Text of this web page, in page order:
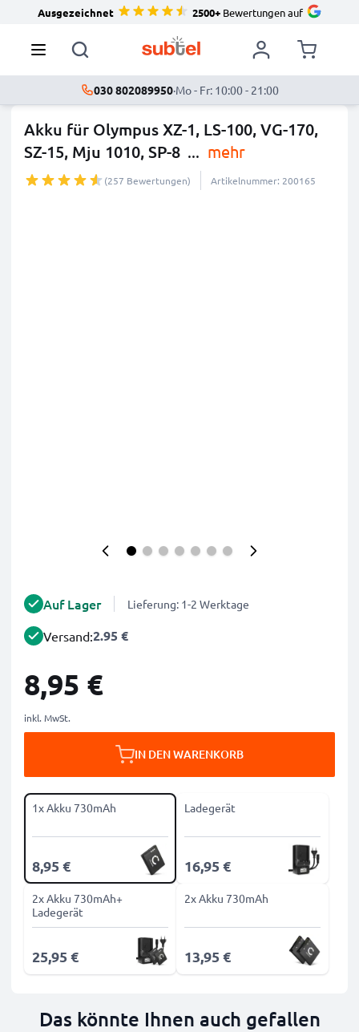
Ausgezeichnet 2500+Bewertungen auf
030 802089950·Mo - Fr: 10:00 - 21:00
Akku für Olympus XZ-1, LS-100, VG-170,
SZ-15, Mju 1010, SP-8 ... mehr
(257 Bewertungen) Artikelnummer: 200165
Auf Lager Lieferung: 1-2 Werktage
Versand:2.95 €
8,95 €
inkl. MwSt.
IN DEN WARENKORB
1x Akku 730mAh
8,95 €
Ladegerät
16,95 €
2x Akku 730mAh+
Ladegerät
25,95 €
2x Akku 730mAh
13,95 €
Das könnte Ihnen auch gefallen